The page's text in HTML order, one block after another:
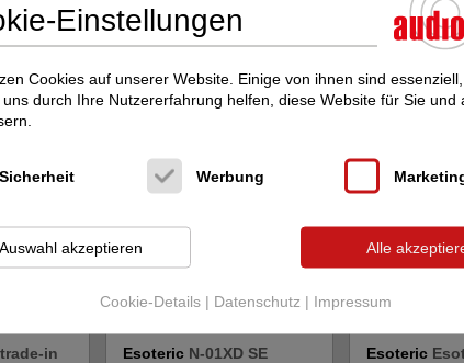
in
Esoteric N-01XD SE Esoteric
Einstellungen
Cookies auf unserer Website. Einige von ihnen sind
durch Ihre Nutzererfahrung helfen, diese Website für Sie und
Cookie-Details | Datenschutz | Impressum
Sicherheit Werbung
Auswahl akzeptieren Alle